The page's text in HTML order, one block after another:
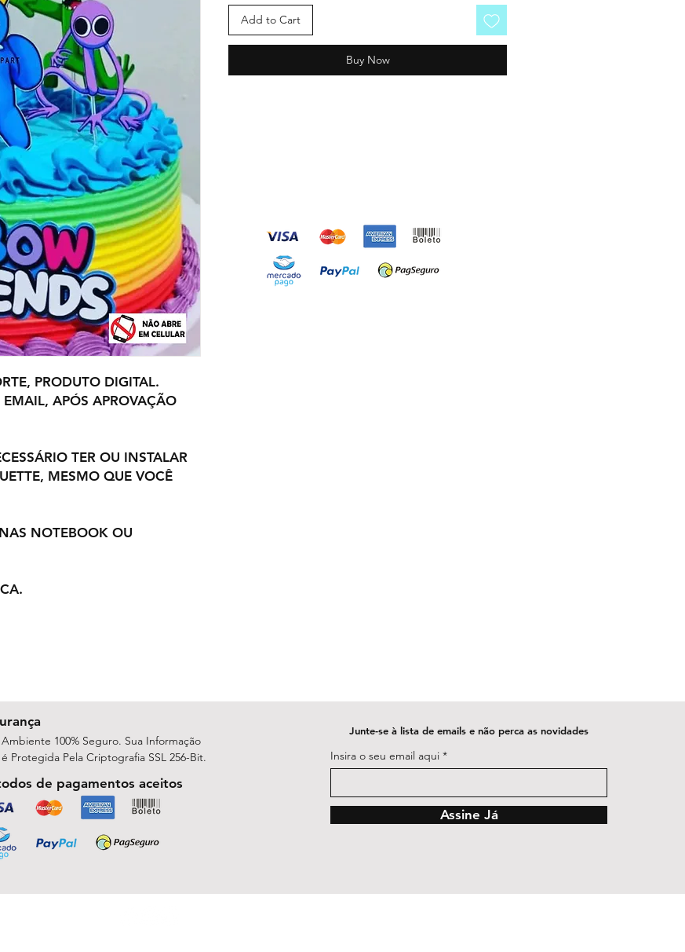
PRODUTO DIGITAL.
APÓS APROVAÇÃO
TER OU INSTALAR
MESMO QUE VOCÊ
NOTEBOOK OU
Add to Cart
Buy Now
Ambiente 100% Seguro. Sua Informação
é Protegida Pela Criptografia SSL 256-Bit.
de pagamentos aceitos
Junte-se à lista de emails e não perca as novidades
Insira o seu email aqui
Assine Já